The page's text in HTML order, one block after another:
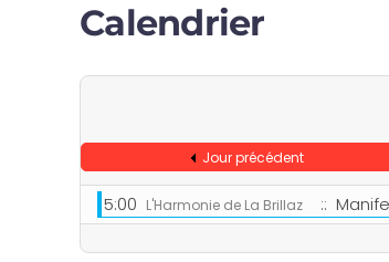
Calendrier
Jour précédent
5:00 L'Harmonie de La Brillaz ::